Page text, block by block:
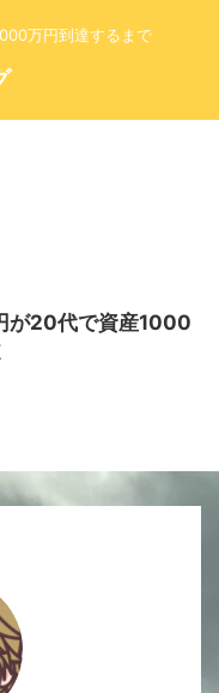
万円到達するまで
が20代で資産1000